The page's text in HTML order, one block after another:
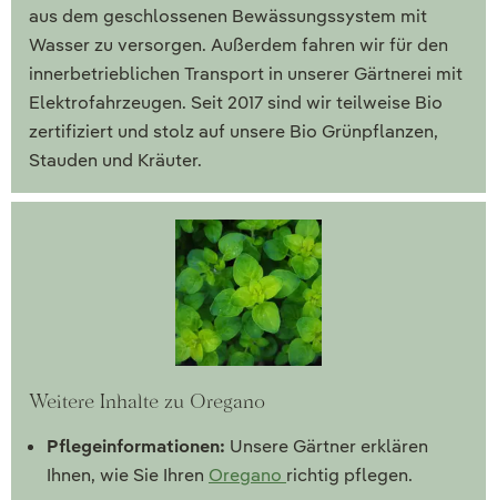
aus dem geschlossenen Bewässungssystem mit
Wasser zu versorgen. Außerdem fahren wir für den
innerbetrieblichen Transport in unserer Gärtnerei mit
Elektrofahrzeugen. Seit 2017 sind wir teilweise Bio
zertifiziert und stolz auf unsere Bio Grünpflanzen,
Stauden und Kräuter.
Weitere Inhalte zu Oregano
Pflegeinformationen: Unsere Gärtner erklären
Ihnen, wie Sie Ihren Oregano richtig pflegen.